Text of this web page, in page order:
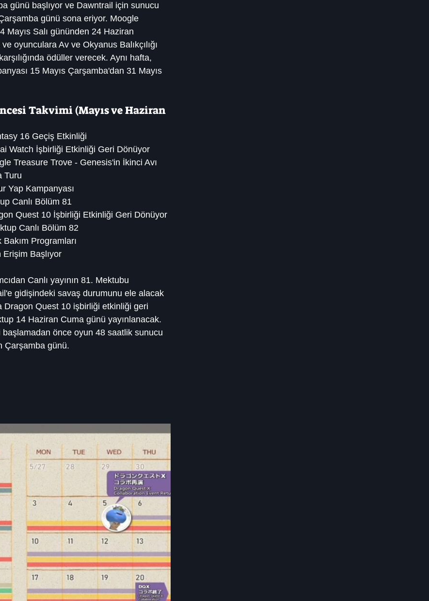
günü başlıyor ve Dawntrail için sunucu
günü sona eriyor. Moogle
Mayıs Salı gününden 24 Haziran
oyunculara Av ve Okyanus Balıkçılığı
ödüller verecek. Aynı hafta,
15 Mayıs Çarşamba'dan 31 Mayıs
Takvimi (Mayıs ve Haziran
16 Geçiş Etkinliği
Watch İşbirliği Etkinliği Geri Dönüyor
Treasure Trove - Genesis'in İkinci Avı
Turu
Yap Kampanyası
Canlı Bölüm 81
Quest 10 İşbirliği Etkinliği Geri Dönüyor
Canlı Bölüm 82
Programları
Başlıyor
Canlı yayının 81. Mektubu
gidişindeki savaş durumunu ele alacak
Dragon Quest 10 işbirliği etkinliği geri
14 Haziran Cuma günü yayınlanacak.
önce oyun 48 saatlik sunucu
Çarşamba günü.